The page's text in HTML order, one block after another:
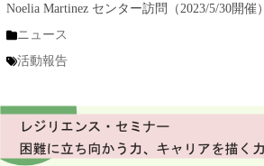
Noelia Martinez センター訪問（2023/5/30開催）
ニュース
活動報告